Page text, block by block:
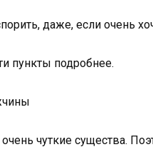
даже, если очень
пункты подробнее.
чуткие существа.